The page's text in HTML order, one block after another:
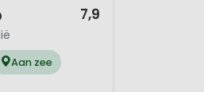
7,9
Aan zee